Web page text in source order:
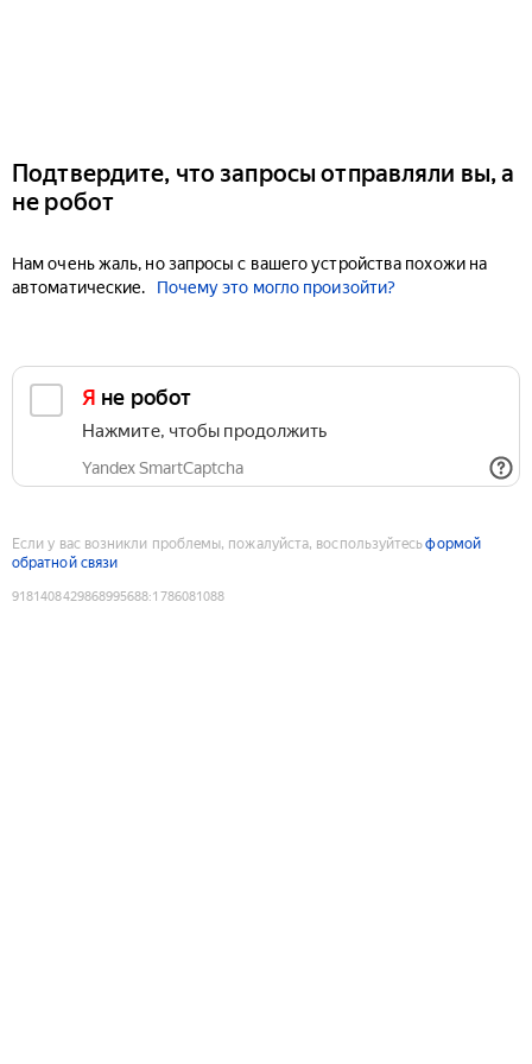
Подтвердите, что запросы отправляли вы, а
не робот
Нам очень жаль, но запросы с вашего устройства похожи на
автоматические.
Почему это могло произойти?
Я не робот
Нажмите, чтобы продолжить
Yandex SmartCaptcha
Если у вас возникли проблемы, пожалуйста, воспользуйтесьформой
обратной связи
9181408429868995688:1786081088